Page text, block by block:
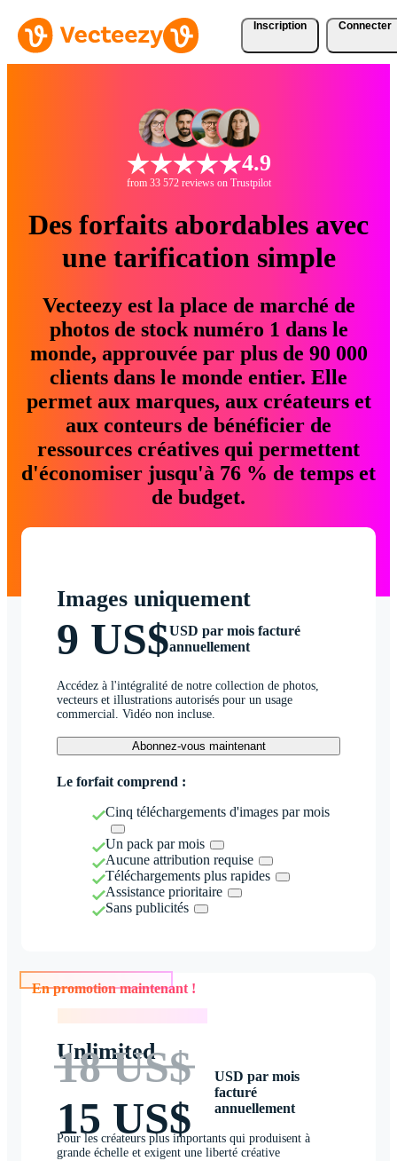
Inscription Connecter
4.9
from 33 572 reviews on Trustpilot
Des forfaits abordables avec
une tarification simple
Vecteezy est la place de marché de
photos de stock numéro 1 dans le
monde, approuvée par plus de 90 000
clients dans le monde entier. Elle
permet aux marques, aux créateurs et
aux conteurs de bénéficier de
ressources créatives qui permettent
d'économiser jusqu'à 76 % de temps et
de budget.
Images uniquement
9 US$USD par mois facturé
annuellement
Accédez à l'intégralité de notre collection de photos,
vecteurs et illustrations autorisés pour un usage
commercial. Vidéo non incluse.
Abonnez-vous maintenant
Le forfait comprend :
Cinq téléchargements d'images par mois
Un pack par mois
Aucune attribution requise
Téléchargements plus rapides
Assistance prioritaire
Sans publicités
En promotion maintenant !
Unlimited
18 US$
15 US$
USD par mois
facturé
annuellement
Pour les créateurs plus importants qui produisent à
grande échelle et exigent une liberté créative